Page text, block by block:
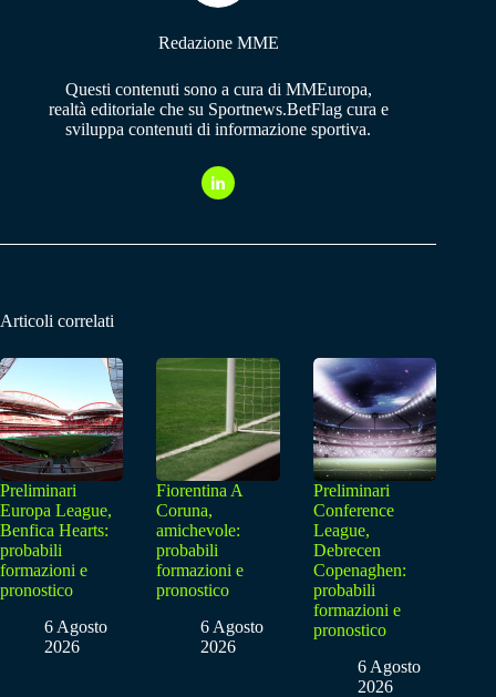
Redazione MME
Questi contenuti sono a cura di MMEuropa,
realtà editoriale che su Sportnews.BetFlag cura e
sviluppa contenuti di informazione sportiva.
Articoli correlati
Preliminari
Europa League,
Benfica Hearts:
probabili
formazioni e
pronostico
6 Agosto
2026
Fiorentina A
Coruna,
amichevole:
probabili
formazioni e
pronostico
6 Agosto
2026
Preliminari
Conference
League,
Debrecen
Copenaghen:
probabili
formazioni e
pronostico
6 Agosto
2026